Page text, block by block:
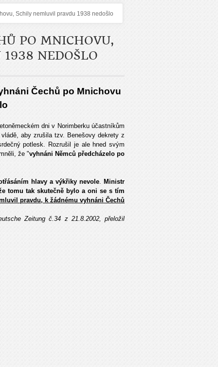
Schily nemluvil pravdu 1938 nedošlo
PO MNICHOVU,
NEDOŠLO
Čechů po Mnichovu
dni v Norimberku účastníkům
aby zru­šila tzv. Benešovy dekrety z
potlesk. Rozrušil je ale hned svým
že "vyhnáni Němců předcházelo po
hlavy a výkřiky nevole. Ministr
tomu tak skutečně bylo a oni se s tím
pravdu, k žádnému vyhnáni Čechů
Zeitung č.34 z 21.8.2002, přeložil